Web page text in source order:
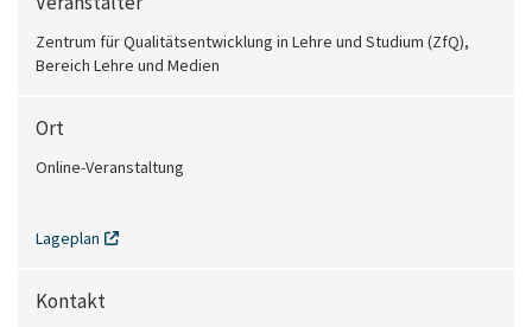
Zentrum für Qualitätsentwicklung in Lehre und Studium (ZfQ),
Bereich Lehre und Medien
Ort
Online-Veranstaltung
Lageplan
Kontakt